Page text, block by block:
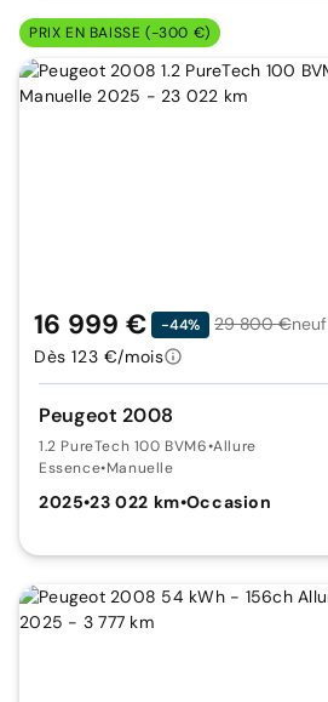
PRIX EN BAISSE (-300 €)
Peugeot 2008
1.2 PureTech 100 BVM6•Allure
Essence•Manuelle
2025•23 022 km•Occasion
16 999 € -44% 29 800 €neuf
Dès 123 €/mois